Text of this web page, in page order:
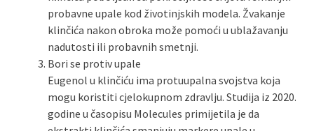
probavne upale kod životinjskih modela. Žvakanje
klinčića nakon obroka može pomoći u ublažavanju
nadutosti ili probavnih smetnji.
Bori se protiv upale
Eugenol u klinčiću ima protuupalna svojstva koja
mogu koristiti cjelokupnom zdravlju. Studija iz 2020.
godine u časopisu Molecules primijetila je da